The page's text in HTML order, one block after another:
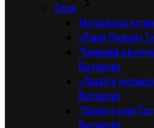
Tеатр
Театральная
«Павел
“Аленький
Вахтангова
«Давайте
Вахтангова
“Сказка о царе
Вахтангова